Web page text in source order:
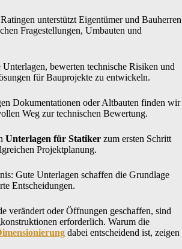
unterstützt Eigentümer und Bauherren
Fragestellungen, Umbauten und
bewerten technische Risiken und
für Bauprojekte zu entwickeln.
Dokumentationen oder Altbauten finden wir
Weg zur technischen Bewertung.
Unterlagen für Statiker zum ersten Schritt
Projektplanung.
Gute Unterlagen schaffen die Grundlage
Entscheidungen.
verändert oder Öffnungen geschaffen, sind
erforderlich. Warum die
dabei entscheidend ist, zeigen